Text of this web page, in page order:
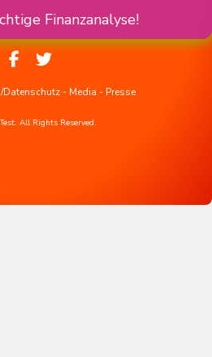
Finanzanalyse!
Datenschutz- Media - Presse
All Rights Reserved.